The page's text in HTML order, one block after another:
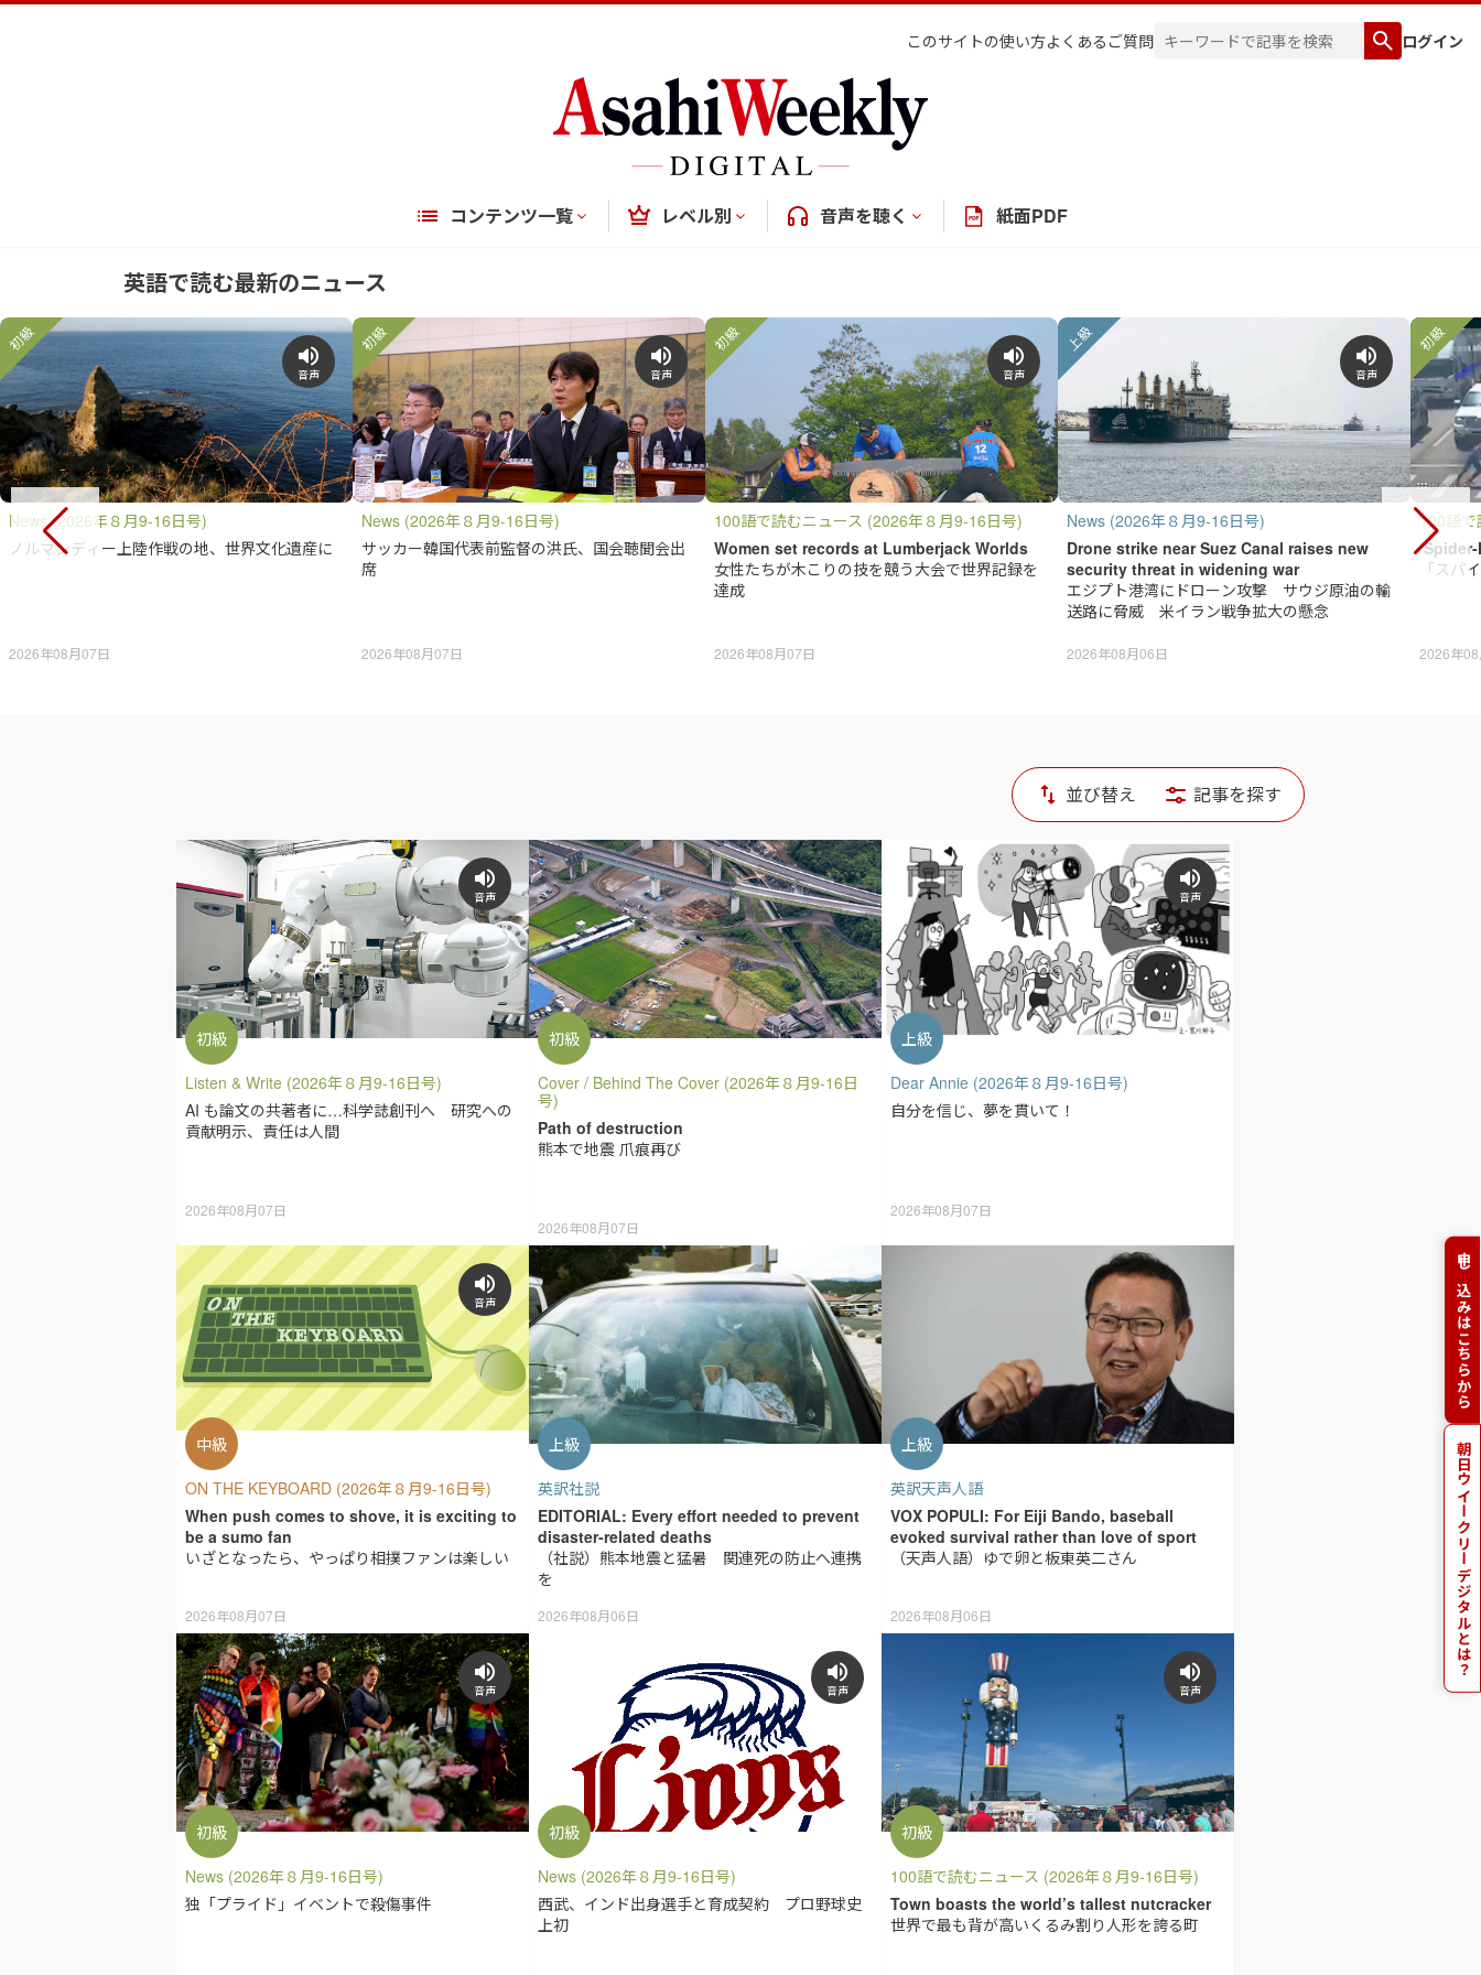
このサイトの使い方よくあるご質問 ログイン
コンテンツ一覧 レベル別 音声を聴く 紙面PDF
申し込みはこちらから
朝日ウイークリー
デジタルとは？
英語で読む最新のニュース
音声
初級
News (2026年８月9-16日号)
ノルマンディー上陸作戦の地、世界文化遺産に
2026年08月07日
音声
初級
News (2026年８月9-16日号)
サッカー韓国代表前監督の洪氏、国会聴聞会出
席
2026年08月07日
音声
初級
100語で読むニュース (2026年８月9-16日号)
Women set records at Lumberjack Worlds
女性たちが木こりの技を競う大会で世界記録を
達成
2026年08月07日
音声
上級
News (2026年８月9-16日号)
Drone strike near Suez Canal raises new
security threat in widening war
エジプト港湾にドローン攻撃 サウジ原油の輸
送路に脅威 米イラン戦争拡大の懸念
2026年08月06日
初級
100語
「スパ
2026年
並び替え 記事を探す
音声
初級
Listen & Write (2026年８月9-16日号)
AI も論文の共著者に…科学誌創刊へ 研究への
貢献明示、責任は人間
2026年08月07日
初級
Cover / Behind The Cover (2026年８月9-16日
号)
Path of destruction
熊本で地震 爪痕再び
2026年08月07日
音声
上級
Dear Annie (2026年８月9-16日号)
自分を信じ、夢を貫いて！
2026年08月07日
音声
中級
ON THE KEYBOARD (2026年８月9-16日号)
When push comes to shove, it is exciting to
be a sumo fan
いざとなったら、やっぱり相撲ファンは楽しい
2026年08月07日
上級
英訳社説
EDITORIAL: Every effort needed to prevent
disaster-related deaths
（社説）熊本地震と猛暑 関連死の防止へ連携
を
2026年08月06日
上級
英訳天声人語
VOX POPULI: For Eiji Bando, baseball
evoked survival rather than love of sport
（天声人語）ゆで卵と板東英二さん
2026年08月06日
音声
初級
News (2026年８月9-16日号)
独「プライド」イベントで殺傷事件
音声
初級
News (2026年８月9-16日号)
西武、インド出身選手と育成契約 プロ野球史
上初
音声
初級
100語で読むニュース (2026年８月9-16日号)
Town boasts the world’s tallest nutcracker
世界で最も背が高いくるみ割り人形を誇る町